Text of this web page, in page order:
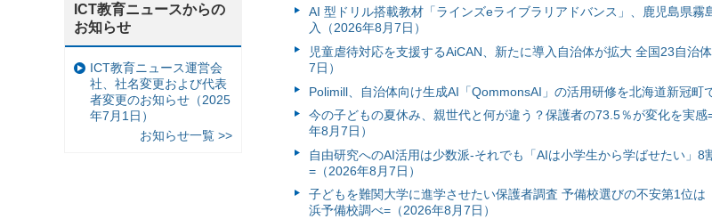
AI 型ドリル搭載教材「ラインズeライブラリアドバンス」、鹿児島県霧
入（2026年8月7日）
児童虐待対応を支援するAiCAN、新たに導入自治体が拡大 全国23自治
7日）
Polimill、自治体向け生成AI「QommonsAI」の活用研修を北海道新冠町
今の子どもの夏休み、親世代と何が違う？保護者の73.5％が変化を実
年8月7日）
自由研究へのAI活用は少数派-それでも「AIは小学生から学ばせたい」8
=（2026年8月7日）
子どもを難関大学に進学させたい保護者調査 予備校選びの不安第1位は
浜予備校調べ=（2026年8月7日）
ICT教育ニュースからの
お知らせ
ICT教育ニュース運営会
社、社名変更および代表
者変更のお知らせ（2025
年7月1日）
お知らせ一覧 >>